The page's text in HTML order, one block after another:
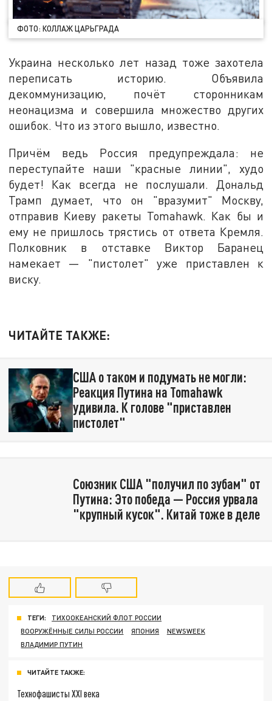
ФОТО: КОЛЛАЖ ЦАРЬГРАДА
Украина несколько лет назад тоже захотела
переписать историю. Объявила
декоммунизацию, почёт сторонникам
неонацизма и совершила множество других
ошибок. Что из этого вышло, известно.
Причём ведь Россия предупреждала: не
переступайте наши "красные линии", худо
будет! Как всегда не послушали. Дональд
Трамп думает, что он "вразумит" Москву,
отправив Киеву ракеты Tomahawk. Как бы и
ему не пришлось трястись от ответа Кремля.
Полковник в отставке Виктор Баранец
намекает — "пистолет" уже приставлен к
виску.
ЧИТАЙТЕ ТАКЖЕ:
США о таком и подумать не могли:
Реакция Путина на Tomahawk
удивила. К голове "приставлен
пистолет"
Союзник США "получил по зубам" от
Путина: Это победа — Россия урвала
"крупный кусок". Китай тоже в деле
ТЕГИ:
ТИХООКЕАНСКИЙ ФЛОТ РОССИИ
ВООРУЖЁННЫЕ СИЛЫ РОССИИ
ЯПОНИЯ
NEWSWEEK
ВЛАДИМИР ПУТИН
ЧИТАЙТЕ ТАКЖЕ:
Технофашисты XXI века